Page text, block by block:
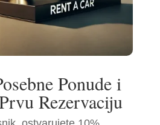
Ponude i
Rezervaciju